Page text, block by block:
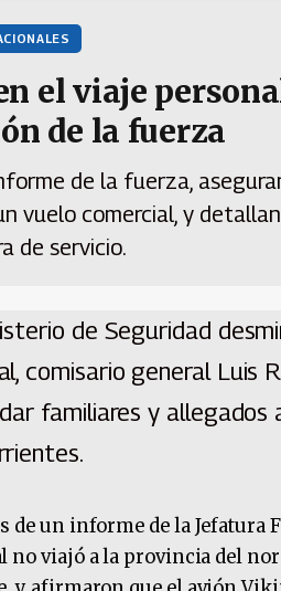
el viaje
de la fuerza
de la fuerza,
vuelo comercial, y
de servicio.
de Seguridad
comisario general Luis
familiares y
de un informe de la Jefatura
no viajó a la provincia del